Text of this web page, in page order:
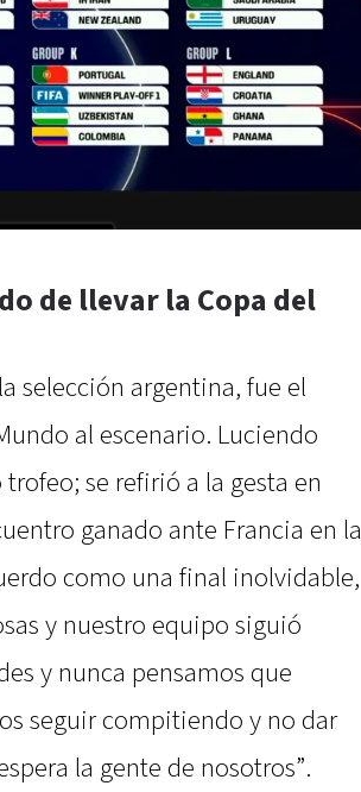
de llevar la Copa del
selección argentina, fue el
al escenario. Luciendo
se refirió a la gesta en
ganado ante Francia en la
como una final inolvidable,
y nuestro equipo siguió
y nunca pensamos que
seguir compitiendo y no dar
la gente de nosotros”.